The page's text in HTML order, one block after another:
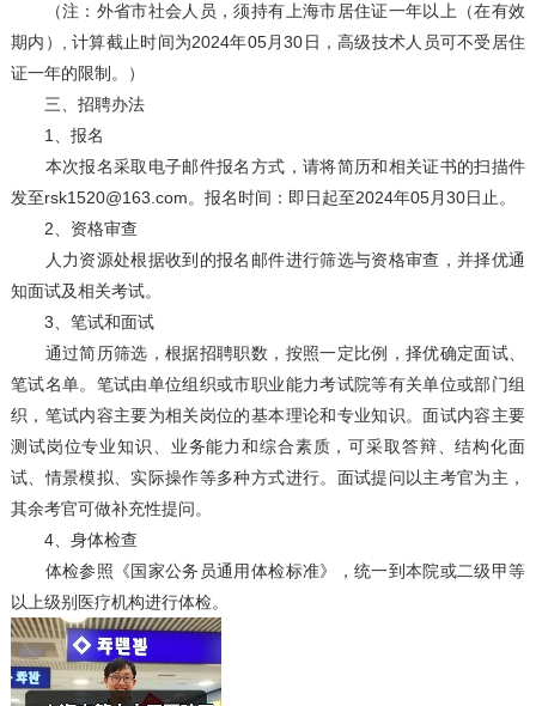
（注：外省市社会人员，须持有上海市居住证一年以上（在有效
期内）, 计算截止时间为2024年05月30日，高级技术人员可不受居住
证一年的限制。）
三、招聘办法
1、报名
本次报名采取电子邮件报名方式，请将简历和相关证书的扫描件
发至rsk1520@163.com。报名时间：即日起至2024年05月30日止。
2、资格审查
人力资源处根据收到的报名邮件进行筛选与资格审查，并择优通
知面试及相关考试。
3、笔试和面试
通过简历筛选，根据招聘职数，按照一定比例，择优确定面试、
笔试名单。笔试由单位组织或市职业能力考试院等有关单位或部门组
织，笔试内容主要为相关岗位的基本理论和专业知识。面试内容主要
测试岗位专业知识、业务能力和综合素质，可采取答辩、结构化面
试、情景模拟、实际操作等多种方式进行。面试提问以主考官为主，
其余考官可做补充性提问。
4、身体检查
体检参照《国家公务员通用体检标准》，统一到本院或二级甲等
以上级别医疗机构进行体检。